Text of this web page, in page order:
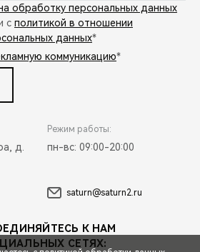
обработку персональных данных
с политикой в отношении
данных*
коммуникацию*
д.
Режим работы:
пн-вс: 09:00-20:00
saturn@saturn2.ru
К НАМ
СЕТЯХ: